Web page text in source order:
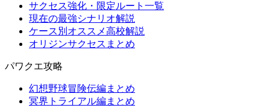
サクセス強化・限定ルート一覧
現在の最強シナリオ解説
ケース別オススメ高校解説
オリジンサクセスまとめ
パワクエ攻略
幻想野球冒険伝編まとめ
冥界トライアル編まとめ